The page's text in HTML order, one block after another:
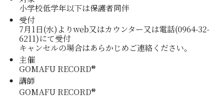
小学校低学年以下は保護者同伴
受付
7月1日(水)よりweb又はカウンター又は電話(0964-32-
6211)にて受付
キャンセルの場合はあらかじめご連絡ください。
主催
GOMAFU RECORD®
講師
GOMAFU RECORD®